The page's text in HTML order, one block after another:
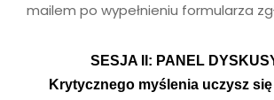
mailem po wypełnieniu formularza
SESJA II: PANEL
Krytycznego myślenia uczysz